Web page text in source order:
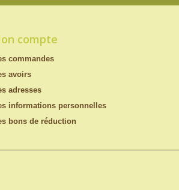
compte
commandes
avoirs
adresses
informations personnelles
bons de réduction